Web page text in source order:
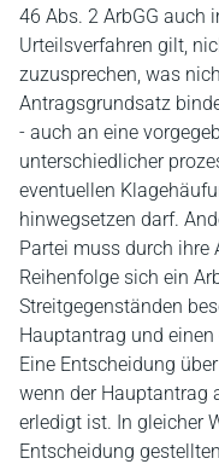
46 Abs. 2 ArbGG auch
Urteilsverfahren gilt,
zuzusprechen, was
Antragsgrundsatz
- auch an eine
unterschiedlicher
eventuellen
hinwegsetzen darf.
Partei muss durch ihre
Reihenfolge sich ein
Streitgegenständen
Hauptantrag und
Eine Entscheidung
wenn der Hauptantrag
erledigt ist. In gleicher
Entscheidung